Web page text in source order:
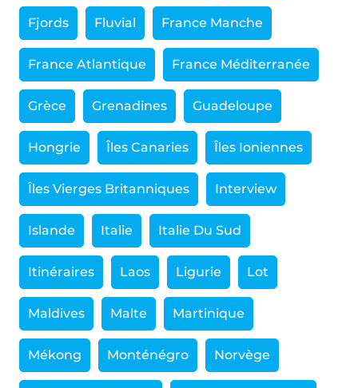
Fjords Fluvial France Manche
France Atlantique France Méditerranée
Grèce Grenadines Guadeloupe
Hongrie Îles Canaries Îles Ioniennes
Îles Vierges Britanniques Interview
Islande Italie Italie Du Sud
Itinéraires Laos Ligurie Lot
Maldives Malte Martinique
Mékong Monténégro Norvège